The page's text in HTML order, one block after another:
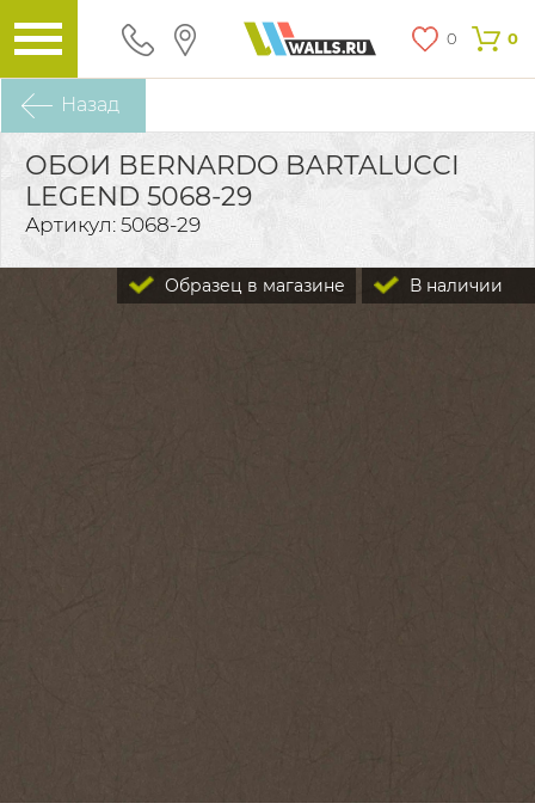
0 0
Назад
ОБОИ BERNARDO BARTALUCCI
LEGEND 5068-29
Артикул: 5068-29
В наличии
Образец в магазине